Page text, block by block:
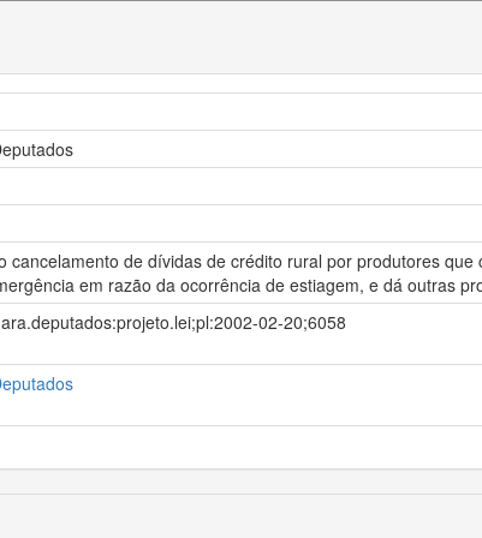
cancelamento de dívidas de crédito rural por produtores
em razão da ocorrência de estiagem, e dá outras
02-20;6058